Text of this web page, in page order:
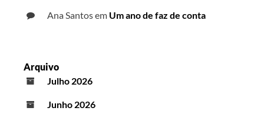
Ana Santosem Um ano de faz de conta
Arquivo
Julho 2026
Junho 2026